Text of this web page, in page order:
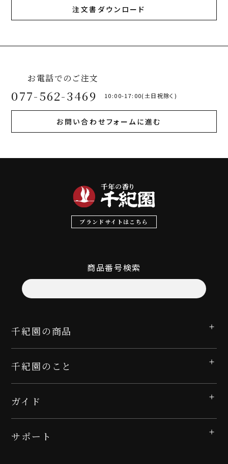
注文書ダウンロード
お電話でのご注文
077-562-3469 10:00-17:00(土日祝除く)
お問い合わせフォームに進む
ブランドサイトはこちら
商品番号検索
千紀園の商品
千紀園のこと
ガイド
サポート